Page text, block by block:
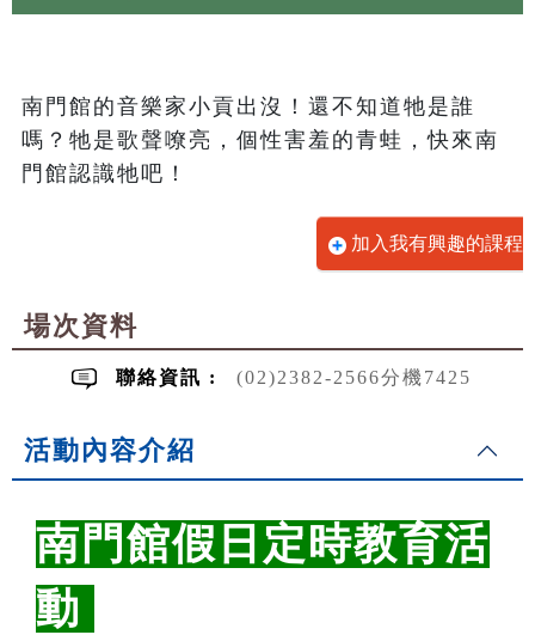
南門館的音樂家小貢出沒！還不知道牠是誰
嗎？牠是歌聲嘹亮，個性害羞的青蛙，快來南
門館認識牠吧！
加入我有興趣的課程
場次資料
聯絡資訊 : (02)2382-2566分機7425
活動內容介紹
南門館假日定時教育活
動